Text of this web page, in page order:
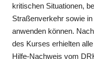
kritischen Situationen,
Straßenverkehr sowie
anwenden können.
des Kurses erhielten
Hilfe-Nachweis vom